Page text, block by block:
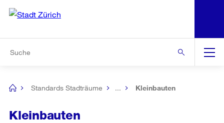
Navigation
[no
Standards Stadträume ... Kleinbauten
Kleinbauten